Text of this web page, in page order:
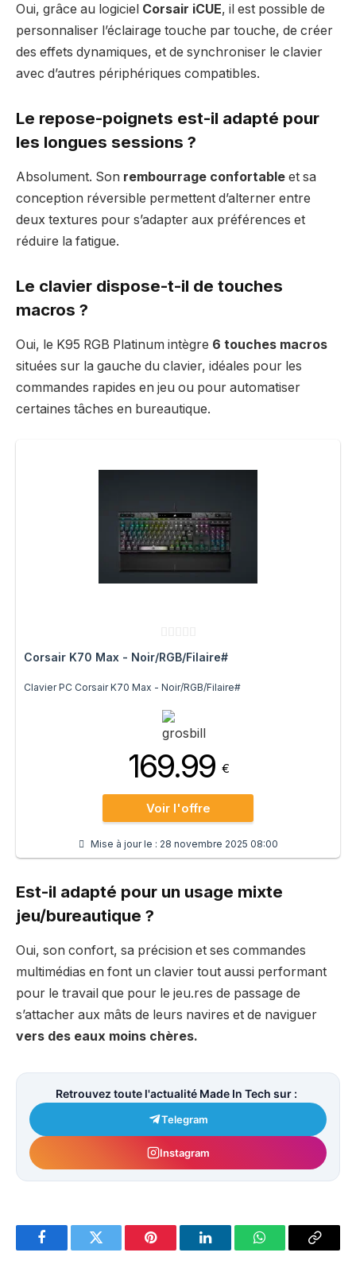
Oui, grâce au logiciel Corsair iCUE, il est possible de
personnaliser l’éclairage touche par touche, de créer
des effets dynamiques, et de synchroniser le clavier
avec d’autres périphériques compatibles.
Le repose-poignets est-il adapté pour
les longues sessions ?
Absolument. Son rembourrage confortable et sa
conception réversible permettent d’alterner entre
deux textures pour s’adapter aux préférences et
réduire la fatigue.
Le clavier dispose-t-il de touches
macros ?
Oui, le K95 RGB Platinum intègre 6 touches macros
situées sur la gauche du clavier, idéales pour les
commandes rapides en jeu ou pour automatiser
certaines tâches en bureautique.
Corsair K70 Max - Noir/RGB/Filaire#
Clavier PC Corsair K70 Max - Noir/RGB/Filaire#
169.99€
Voir l'offre
Mise à jour le : 28 novembre 2025 08:00
Est-il adapté pour un usage mixte
jeu/bureautique ?
Oui, son confort, sa précision et ses commandes
multimédias en font un clavier tout aussi performant
pour le travail que pour le jeu.res de passage de
s’attacher aux mâts de leurs navires et de naviguer
vers des eaux moins chères.
Retrouvez toute l'actualité Made In Tech sur :
Telegram
Instagram
FacebookTwitter Pinterest LinkedInWhatsAppCopy